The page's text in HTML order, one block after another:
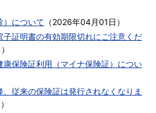
）について （2026年04月01日 ）
子証明書の有効期限切れにご注意くだ
）
康保険証利用（マイナ保険証）につい
従来の保険証は発行されなくなりま
）